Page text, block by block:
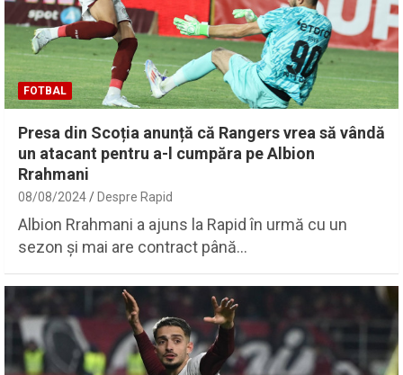
FOTBAL
Presa din Scoția anunță că Rangers vrea să vândă
un atacant pentru a-l cumpăra pe Albion
Rrahmani
08/08/2024 Despre Rapid
Albion Rrahmani a ajuns la Rapid în urmă cu un
sezon și mai are contract până…